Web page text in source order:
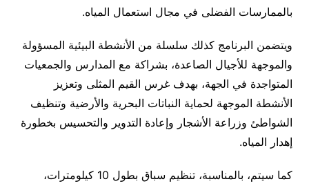
بالممارسات الفضلى في مجال استعمال المياه.
ويتضمن البرنامج كذلك سلسلة من الأنشطة البيئية المسؤولة
والموجهة للأجيال الصاعدة، بشراكة مع المدارس والجمعيات
المتواجدة في الجهة، بهدف غرس القيم المثلى وتعزيز
الأنشطة الموجهة لحماية النباتات البحرية والأرضية وتنظيف
الشواطئ وزراعة الأشجار وإعادة التدوير والتحسيس بخطورة
إهدار المياه.
كما سيتم، بالمناسبة، تنظيم سباق بطول 10 كيلومترات،